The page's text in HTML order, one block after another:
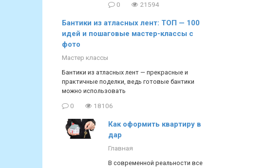
0 21594
Бантики из атласных лент: ТОП — 100
идей и пошаговые мастер-классы с
фото
Мастер классы
Бантики из атласных лент — прекрасные и
практичные поделки, ведь готовые бантики
можно использовать
0 18106
Как оформить квартиру в
дар
Главная
В современной реальности все